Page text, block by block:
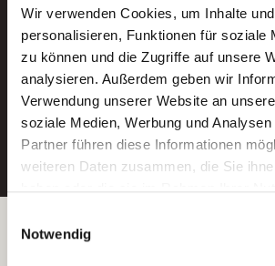
Wir verwenden Cookies, um Inhalte
personalisieren, Funktionen für soziale
zu können und die Zugriffe auf unsere
analysieren. Außerdem geben wir
Verwendung unserer Website an
soziale Medien, Werbung und
Partner führen diese Informationen
weiteren Daten zusammen, die Sie
Wenn Sie auf „Cookies zulassen“
Sie der Speicherung sämtlicher
Notwendig
Neue Stellen per
Ein kostenloser Service
Jobs.
E-Mail-Adresse eintragen
Betreiber der Webseite